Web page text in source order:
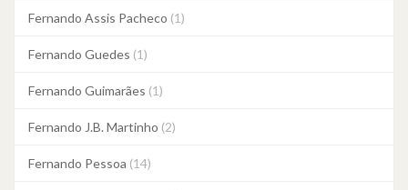
Fernando Assis Pacheco (1)
Fernando Guedes (1)
Fernando Guimarães (1)
Fernando J.B. Martinho (2)
Fernando Pessoa (14)